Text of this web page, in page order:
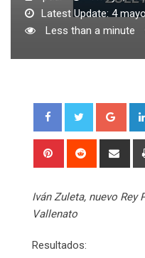
Latest Update: 4
Less than a minute
Pinterest Reddit
Iván Zuleta, nuevo Rey
Vallenato
Resultados: